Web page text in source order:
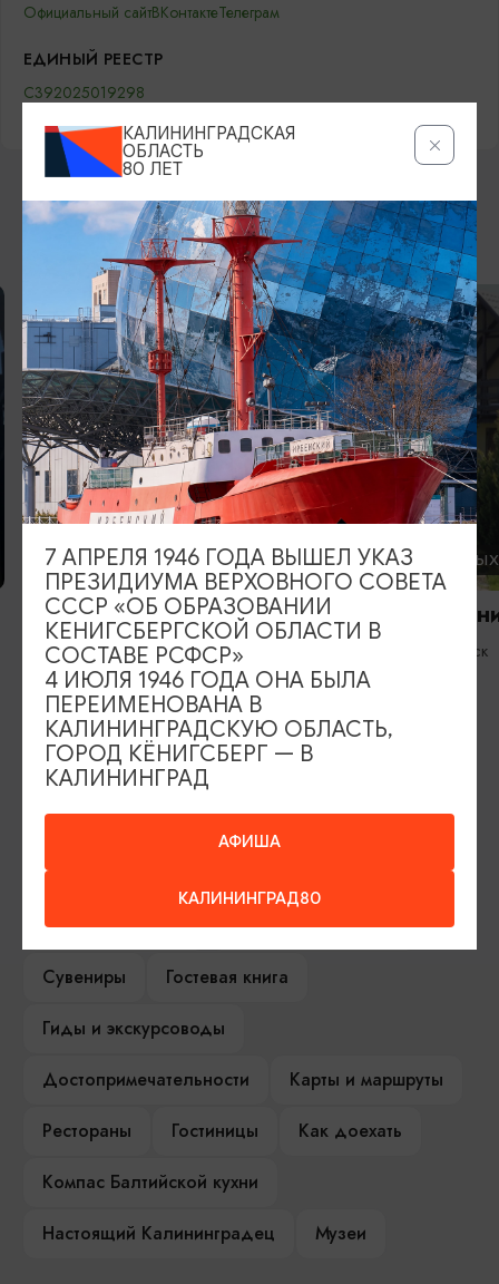
Официальный сайтВКонтактеТелеграм
ЕДИНЫЙ РЕЕСТР
С392025019298
ВОЗМОЖНО ВАС ЗАИНТЕРЕСУЕТ
ГОСТЕВЫЕ ДОМА
Вилла «Миньон»
Светлогорск
БАЗЫ
Светлогорск
Серебряное ожерелье
Туры и экскурсии
Афиша мероприятий
Сувениры
Гостевая книга
Гиды и экскурсоводы
Достопримечательности
Карты и маршруты
Рестораны
Гостиницы
Как доехать
Компас Балтийской кухни
Настоящий Калининградец
Музеи
КАЛИНИНГРАДСКАЯ
ОБЛАСТЬ
80 ЛЕТ
АФИША
КАЛИНИНГРАД80
7 АПРЕЛЯ 1946 ГОДА ВЫШЕЛ УКАЗ
ПРЕЗИДИУМА ВЕРХОВНОГО СОВЕТА
СССР «ОБ ОБРАЗОВАНИИ
КЕНИГСБЕРГСКОЙ ОБЛАСТИ В
СОСТАВЕ РСФСР»
4 ИЮЛЯ 1946 ГОДА ОНА БЫЛА
ПЕРЕИМЕНОВАНА В
КАЛИНИНГРАДСКУЮ ОБЛАСТЬ,
ГОРОД КЁНИГСБЕРГ — В
КАЛИНИНГРАД